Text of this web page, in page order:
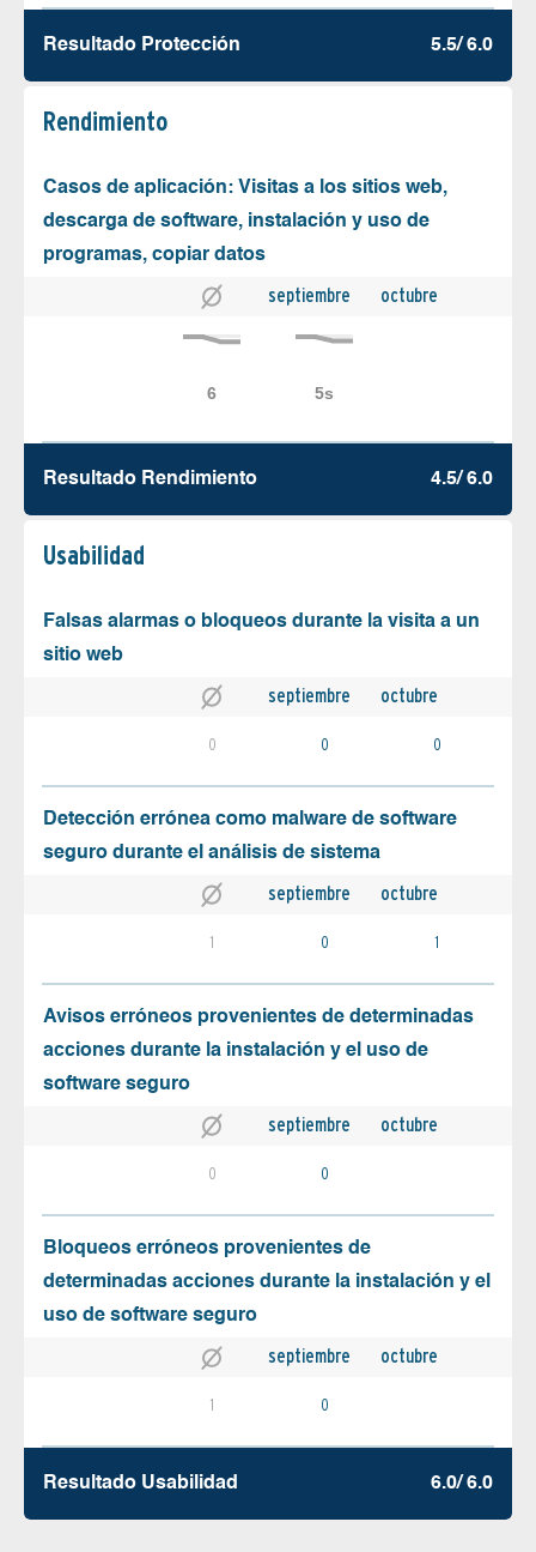
Resultado Protección 5.5/ 6.0
Rendimiento
Casos de aplicación: Visitas a los sitios web,
descarga de software, instalación y uso de
programas, copiar datos
septiembre octubre
Resultado Rendimiento 4.5/ 6.0
Usabilidad
Falsas alarmas o bloqueos durante la visita a un
sitio web
septiembre octubre
0 0 0
Detección errónea como malware de software
seguro durante el análisis de sistema
septiembre octubre
1 0 1
Avisos erróneos provenientes de determinadas
acciones durante la instalación y el uso de
software seguro
septiembre octubre
0 0
Bloqueos erróneos provenientes de
determinadas acciones durante la instalación y el
uso de software seguro
septiembre octubre
1 0
Resultado Usabilidad 6.0/ 6.0